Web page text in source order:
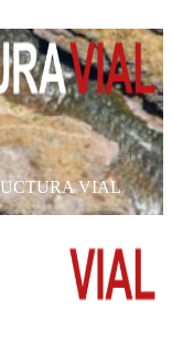
VIAL